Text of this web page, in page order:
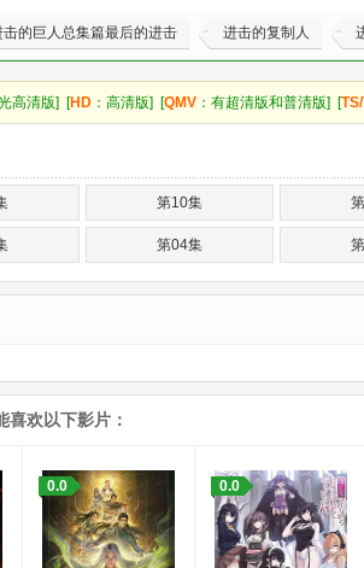
击的巨人总集篇最后的进击 进击的复制人
高清版] [HD ：高清版] [QMV ：有超清版和普清版] [
第10集
第04集
喜欢以下影片：
0.0 0.0